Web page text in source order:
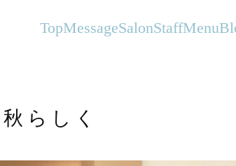
クヘアサロンFlanhair
TopMessageSalonStaffMenu
らしく